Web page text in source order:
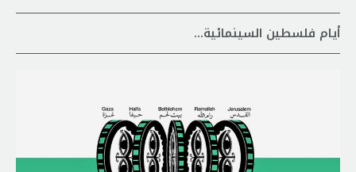
أيام فلسطين السينمائية...